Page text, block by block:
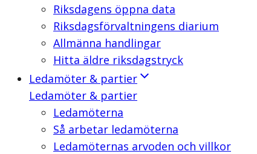
Riksdagens öppna data
Riksdagsförvaltningens diarium
Allmänna handlingar
Hitta äldre riksdagstryck
Ledamöter & partier
Ledamöter & partier
Ledamöterna
Så arbetar ledamöterna
Ledamöternas arvoden och villkor